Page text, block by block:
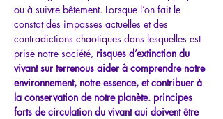
ou à suivre bêtement. Lorsque l’on fait le
constat des impasses actuelles et des
contradictions chaotiques dans lesquelles est
prise notre société, risques d’extinction du
vivant sur terrenous aider à comprendre notre
environnement, notre essence, et contribuer à
la conservation de notre planète. principes
forts de circulation du vivant qui doivent être